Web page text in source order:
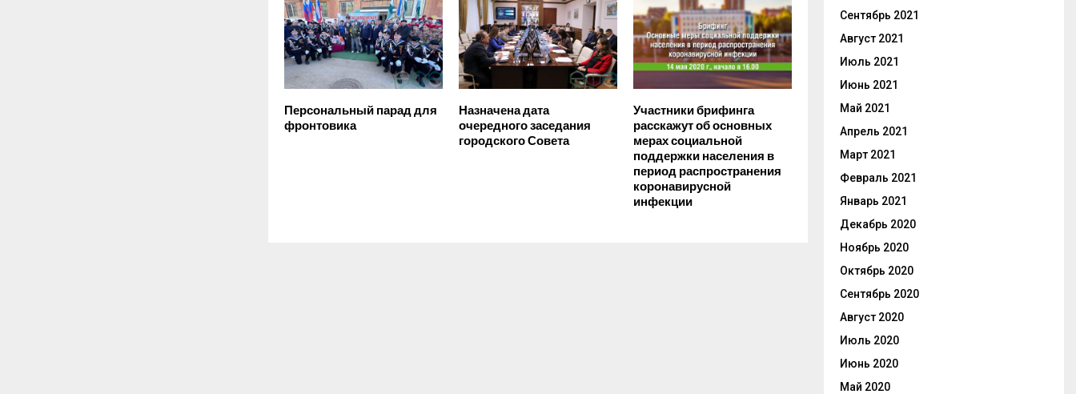
Персональный парад для
фронтовика
Назначена дата
очередного заседания
городского Совета
Участники брифинга
расскажут об основных
мерах социальной
поддержки населения в
период распространения
коронавирусной
инфекции
Сентябрь 2021
Август 2021
Июль 2021
Июнь 2021
Май 2021
Апрель 2021
Март 2021
Февраль 2021
Январь 2021
Декабрь 2020
Ноябрь 2020
Октябрь 2020
Сентябрь 2020
Август 2020
Июль 2020
Июнь 2020
Май 2020